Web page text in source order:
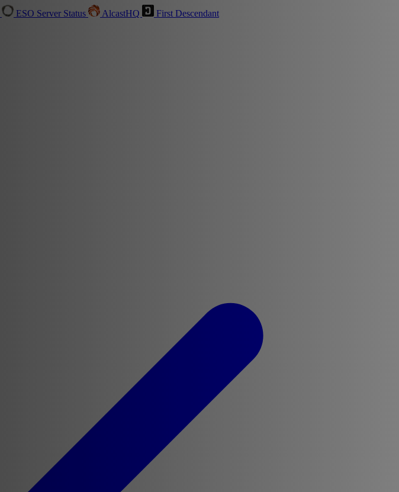
ESO Server Status AlcastHQ
First Descendant